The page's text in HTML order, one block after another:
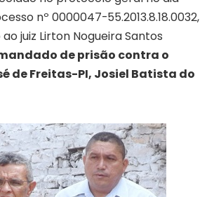
nº 0000047-55.2013.8.18.0032,
juiz Lirton Nogueira Santos
de prisão contra o
de Freitas-PI, Josiel Batista do